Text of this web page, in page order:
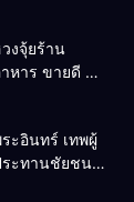
งจุ้ยร้าน
หาร ขายดี ยิ่ง
บร้านให้ลูกค้า
นตลอดปี
ะอินทร์ เทพผู้
ะทานชัยชนะ